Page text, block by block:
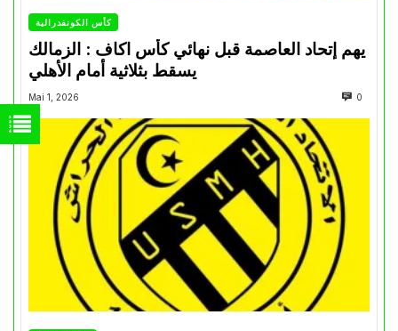
كأس الكونفدرالية
يهم إتحاد العاصمة قبل نهائي كأس اكاف : الزمالك
Mai 1, 2026 0